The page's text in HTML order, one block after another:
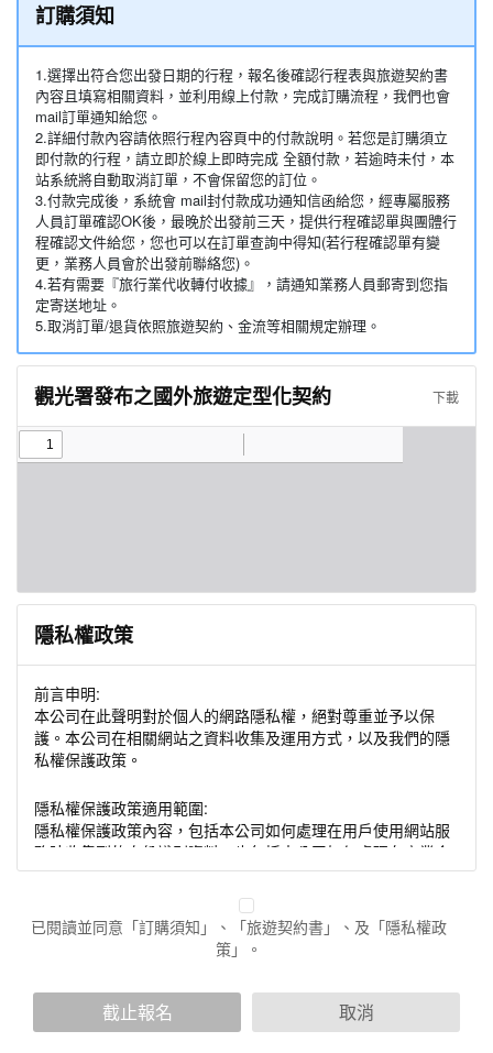
訂購須知
1.選擇出符合您出發日期的行程，報名後確認行程表與旅遊契約書
內容且填寫相關資料，並利用線上付款，完成訂購流程，我們也會
mail訂單通知給您。
2.詳細付款內容請依照行程內容頁中的付款說明。若您是訂購須立
即付款的行程，請立即於線上即時完成 全額付款，若逾時未付，本
站系統將自動取消訂單，不會保留您的訂位。
3.付款完成後，系統會 mail封付款成功通知信函給您，經專屬服務
人員訂單確認OK後，最晚於出發前三天，提供行程確認單與團體行
程確認文件給您，您也可以在訂單查詢中得知(若行程確認單有變
更，業務人員會於出發前聯絡您)。
4.若有需要『旅行業代收轉付收據』，請通知業務人員郵寄到您指
定寄送地址。
5.取消訂單/退貨依照旅遊契約、金流等相關規定辦理。
觀光署發布之國外旅遊定型化契約 下載
隱私權政策
前言申明:
本公司在此聲明對於個人的網路隱私權，絕對尊重並予以保
護。本公司在相關網站之資料收集及運用方式，以及我們的隱
私權保護政策。
隱私權保護政策適用範圍:
隱私權保護政策內容，包括本公司如何處理在用戶使用網站服
務時收集到的身份識別資料，也包括本公司如何處理在商業合
作與本公司合作時分享的任何身份識別資料。隱私權保護政策
不適用於本公司以外的公司或網站群，與非本站所僱用或管理
人員。例如您透過本公司旗下網站上的廣告廠商連結，這些置
放連結的廠商也可能蒐集您個人的資料。對於您主動提供的個
人資訊，這些廣告廠商或連結網站有其個別的隱私權保護政
您個人在本網站上的聊天室或討論區中任意公開個人資料的行
為，在非經加密的保護下，亦不適用於本公司隱私權保護政
已閱讀並同意「訂購須知」、「旅遊契約書」、及「隱私權政
策」。
截止報名 取消